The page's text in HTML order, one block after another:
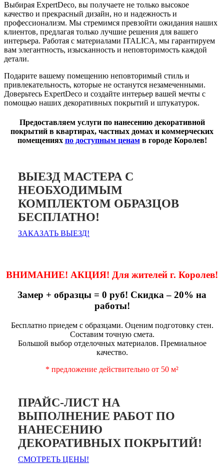
Выбирая ExpertDeco, вы получаете не только высокое
качество и прекрасный дизайн, но и надежность и
профессионализм. Мы стремимся превзойти ожидания наших
клиентов, предлагая только лучшие решения для вашего
интерьера. Работая с материалами ITALICA, мы гарантируем
вам элегантность, изысканность и неповторимость каждой
детали.
Подарите вашему помещению неповторимый стиль и
привлекательность, которые не останутся незамеченными.
Доверьтесь ExpertDeco и создайте интерьер вашей мечты с
помощью наших декоративных покрытий и штукатурок.
Предоставляем услуги по нанесению декоративной
покрытий в квартирах, частных домах и коммерческих
помещениях по доступным ценамв городе Королев!
ВЫЕЗД МАСТЕРА С
НЕОБХОДИМЫМ
КОМПЛЕКТОМ ОБРАЗЦОВ
БЕСПЛАТНО!
ЗАКАЗАТЬ ВЫЕЗД!
ВНИМАНИЕ! АКЦИЯ! Для жителей г. Королев!
Замер + образцы = 0 руб! Скидка – 20% на
работы!
Бесплатно приедем с образцами. Оценим подготовку стен.
Составим точную смета.
Большой выбор отделочных материалов. Премиальное
качество.
* предложение действительно от 50 м²
ПРАЙС-ЛИСТ НА
ВЫПОЛНЕНИЕ РАБОТ ПО
НАНЕСЕНИЮ
ДЕКОРАТИВНЫХ ПОКРЫТИЙ!
СМОТРЕТЬ ЦЕНЫ!